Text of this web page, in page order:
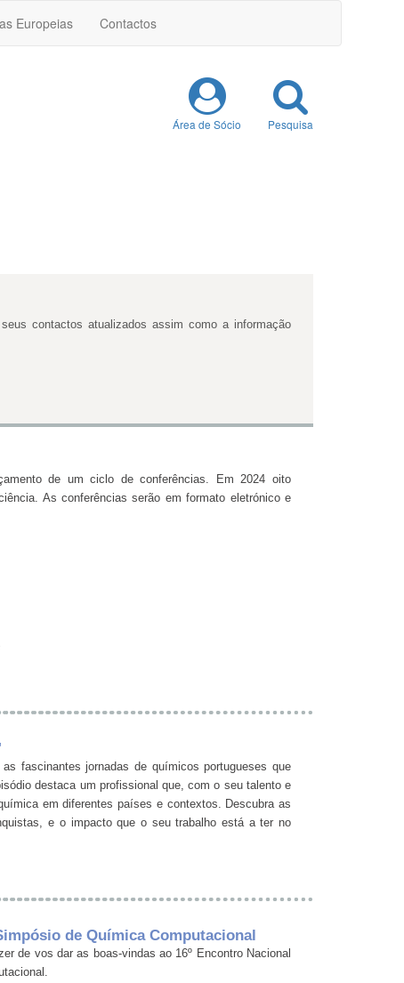
Europeias Contactos
Área de Sócio Pesquisa
contactos atualizados assim como a informação
de um ciclo de conferências. Em 2024 oito
As conferências serão em formato eletrónico e
fascinantes jornadas de químicos portugueses que
destaca um profissional que, com o seu talento e
em diferentes países e contextos. Descubra as
e o impacto que o seu trabalho está a ter no
de Química Computacional
de vos dar as boas-vindas ao 16º Encontro Nacional